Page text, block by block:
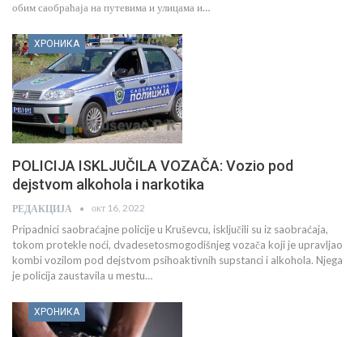
обим саобраћаја на путевима и улицама и…
ХРОНИКА
POLICIJA ISKLJUČILA VOZAČA: Vozio pod
dejstvom alkohola i narkotika
РЕДАКЦИЈА окт 16, 2022
Pripadnici saobraćajne policije u Kruševcu, isključili su iz saobraćaja,
tokom protekle noći, dvadesetosmogodišnjeg vozača koji je upravljao
kombi vozilom pod dejstvom psihoaktivnih supstanci i alkohola. Njega
je policija zaustavila u mestu…
ХРОНИКА